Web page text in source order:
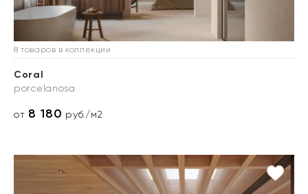
8 товаров в коллекции
Coral
porcelanosa
от 8 180 руб./м2